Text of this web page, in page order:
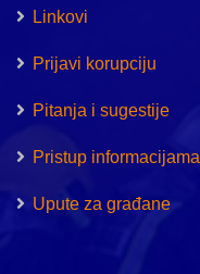
Linkovi
Prijavi korupciju
Pitanja i sugestije
Pristup informacijama
Upute za građane